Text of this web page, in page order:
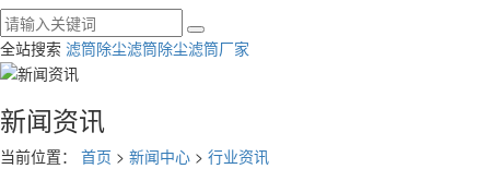
全站搜索 滤筒除尘滤筒除尘滤筒厂家
新闻资讯
当前位置： 首页 > 新闻中心 > 行业资讯